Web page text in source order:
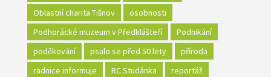
Oblastní charita Tišnov
osobnosti
Podhorácké muzeum v Předklášteří
Podnikání
poděkování
psalo se před 50 lety
příroda
radnice informuje
RC Studánka
reportáž